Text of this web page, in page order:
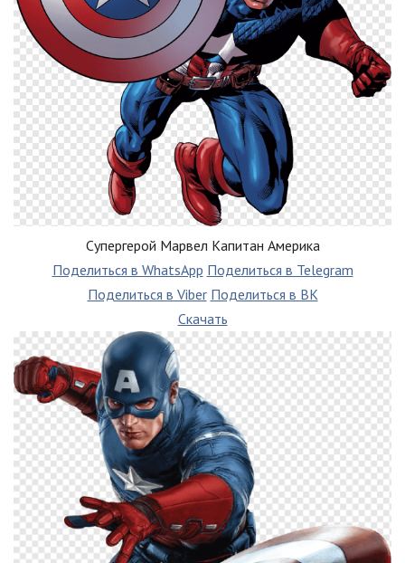
Супергерой Марвел Капитан Америка
Поделиться в WhatsApp Поделиться в Telegram
Поделиться в Viber Поделиться в ВК
Скачать